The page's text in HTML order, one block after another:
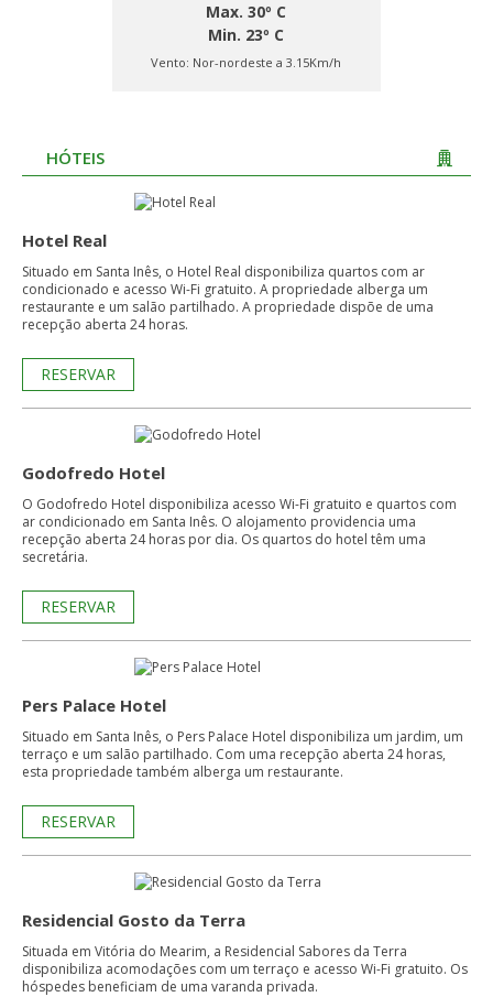
Max. 30º C
Min. 23º C
Vento: Nor-nordeste a 3.15Km/h
HÓTEIS
Hotel Real
Situado em Santa Inês, o Hotel Real disponibiliza quartos com ar
condicionado e acesso Wi-Fi gratuito. A propriedade alberga um
restaurante e um salão partilhado. A propriedade dispõe de uma
recepção aberta 24 horas.
RESERVAR
Godofredo Hotel
O Godofredo Hotel disponibiliza acesso Wi-Fi gratuito e quartos com
ar condicionado em Santa Inês. O alojamento providencia uma
recepção aberta 24 horas por dia. Os quartos do hotel têm uma
secretária.
RESERVAR
Pers Palace Hotel
Situado em Santa Inês, o Pers Palace Hotel disponibiliza um jardim, um
terraço e um salão partilhado. Com uma recepção aberta 24 horas,
esta propriedade também alberga um restaurante.
RESERVAR
Residencial Gosto da Terra
Situada em Vitória do Mearim, a Residencial Sabores da Terra
disponibiliza acomodações com um terraço e acesso Wi-Fi gratuito. Os
hóspedes beneficiam de uma varanda privada.